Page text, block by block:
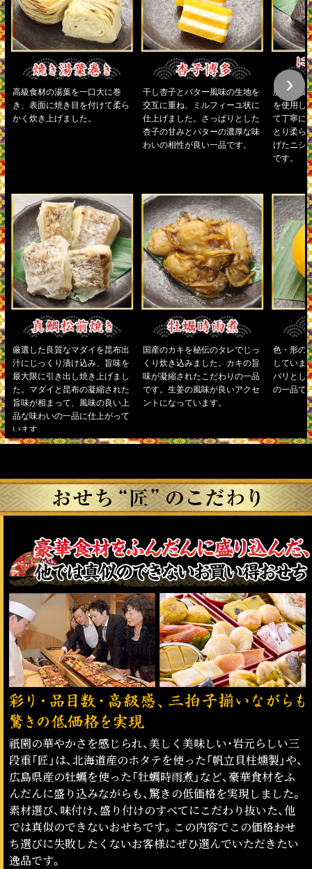
高級食材の湯葉を一口大に巻
き、表面に焼き目を付けて柔ら
かく炊き上げました。
厳選した良質なマダイを昆布出
汁にじっくり漬け込み、旨味を
最大限に引き出し焼き上げまし
た。マダイと昆布の凝縮された
旨味が相まって、風味の良い上
品な味わいの一品に仕上がって
います。
干し杏子とバター風味の生地を
交互に重ね、ミルフィーユ状に
仕上げました。さっぱりとした
杏子の甘みとバターの濃厚な味
わいの相性が良い一品です。
国産のカキを秘伝のタレでじっ
くり炊き込みました。カキの旨
味が凝縮されたこだわりの一品
です。生姜の風味が良いアクセ
ントになっています。
脂のり抜
を使用し
て丁寧に
とり柔ら
げたニシ
です。
色・形の
していま
パリとし
の一品で
祇園の華やかさを感じられ、美しく美味しい・岩元らしい三
段重「匠」は、北海道産のホタテを使った「帆立貝柱燻製」や、
広島県産の牡蠣を使った「牡蠣時雨煮」など、豪華食材をふ
んだんに盛り込みながらも、驚きの低価格を実現しました。
素材選び、味付け、盛り付けのすべてにこだわり抜いた、他
では真似のできないおせちです。この内容でこの価格――おせ
ち選びに失敗したくないお客様にぜひ選んでいただきたい
逸品です。